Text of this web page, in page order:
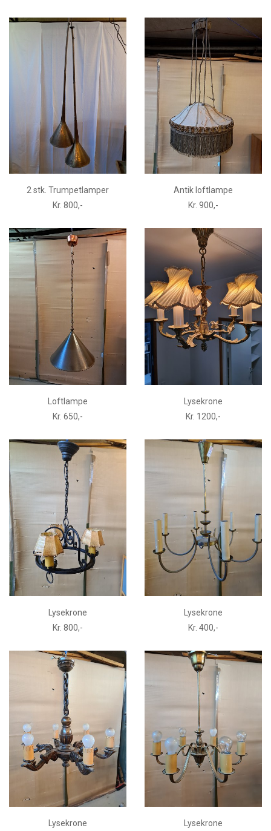
2 stk. Trumpetlamper
Kr. 800,-
Antik loftlampe
Kr. 900,-
Loftlampe
Kr. 650,-
Lysekrone
Kr. 1200,-
Lysekrone
Kr. 800,-
Lysekrone
Kr. 400,-
Lysekrone
Lysekrone